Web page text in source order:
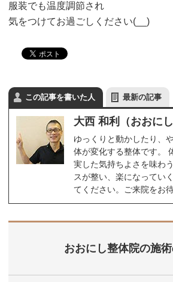
服装でも温度調節され
気をつけてお過ごしください(__)
この記事を書いた人 最新の記事
大西 和利（おおに
ゆっくりと動かしたり、
体が変化する整体です。
実した気持ちよさを味わ
スが整い、楽になってい
てください。ご来院をお
おおにし整体院の施